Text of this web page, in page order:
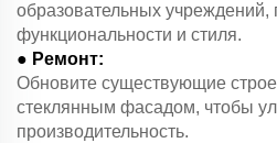
образовательных учреждений,
функциональности и стиля.
● Ремонт:
Обновите существующие
стеклянным фасадом, чтобы
производительность.